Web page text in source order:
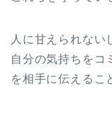
人に甘えられない
自分の気持ちをコ
を相手に伝えるこ